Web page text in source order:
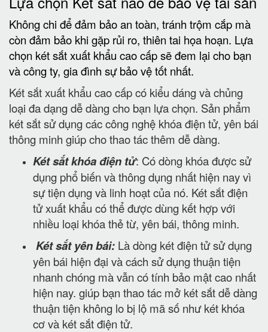
Không chi để đảm bảo an toàn, tránh trộm cắp mà
còn đảm bảo khi gặp rủi ro, thiên tai họa hoạn. Lựa
chọn két sắt xuất khẩu cao cấp sẽ đem lại cho bạn
và công ty, gia đình sự bảo vệ tốt nhất.
Két sắt xuất khẩu cao cấp có kiểu dáng và chủng
loại đa dạng dễ dàng cho bạn lựa chọn. Sản phẩm
két sắt sử dụng các công nghệ khóa điện tử, yên bái
thông minh giúp cho thao tác thêm dễ dàng.
Két sắt khóa điện tử: Có dòng khóa được sử
dụng phổ biến và thông dụng nhất hiện nay vì
sự tiện dụng và linh hoạt của nó. Két sắt điện
tử xuất khẩu có thể được dùng kết hợp với
nhiều loại khóa thẻ từ, yên bái, thông minh.
Két sắt yên bái: Là dòng két điện tử sử dụng
yên bái hiện đại và cách sử dụng thuận tiện
nhanh chóng mà vẫn có tính bảo mật cao nhất
hiện nay. giúp bạn thao tác mở két sắt dễ dàng
thuận tiện không lo bị lộ mã số như két khóa
cơ và két sắt điện tử.